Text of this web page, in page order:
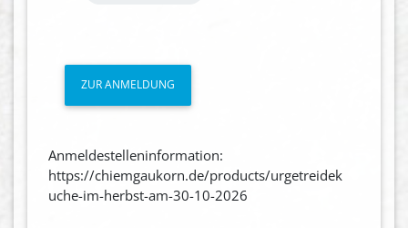
ZUR ANMELDUNG
Anmeldestelleninformation:
https://chiemgaukorn.de/products/urgetreidek
uche-im-herbst-am-30-10-2026